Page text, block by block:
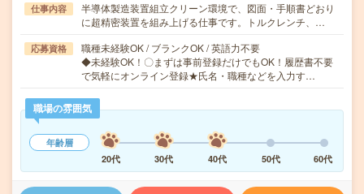
仕事内容
半導体製造装置組立クリーン環境で、図面・手順書どおり
に超精密装置を組み上げる仕事です。トルクレンチ、…
応募資格
職種未経験OK / ブランクOK / 英語力不要
◆未経験OK！〇まずは事前登録だけでもOK！履歴書不要
で気軽にオンライン登録★氏名・職種などを入力す…
職場の雰囲気
年齢層
20代
30代 40代 50代 60代